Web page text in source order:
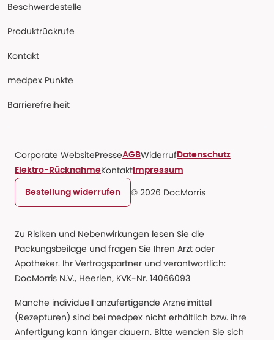
Beschwerdestelle
Produktrückrufe
Kontakt
medpex Punkte
Barrierefreiheit
Corporate WebsitePresseAGBWiderruf Datenschutz
Elektro-RücknahmeKontakt Impressum
Bestellung widerrufen © 2026 DocMorris
Zu Risiken und Nebenwirkungen lesen Sie die
Packungsbeilage und fragen Sie Ihren Arzt oder
Apotheker. Ihr Vertragspartner und verantwortlich:
DocMorris N.V., Heerlen, KVK-Nr. 14066093
Manche individuell anzufertigende Arzneimittel
(Rezepturen) sind bei medpex nicht erhältlich bzw. ihre
Anfertigung kann länger dauern. Bitte wenden Sie sich